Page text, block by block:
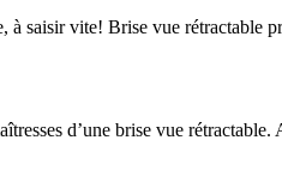
à saisir vite! Brise vue rétractable
d’une brise vue